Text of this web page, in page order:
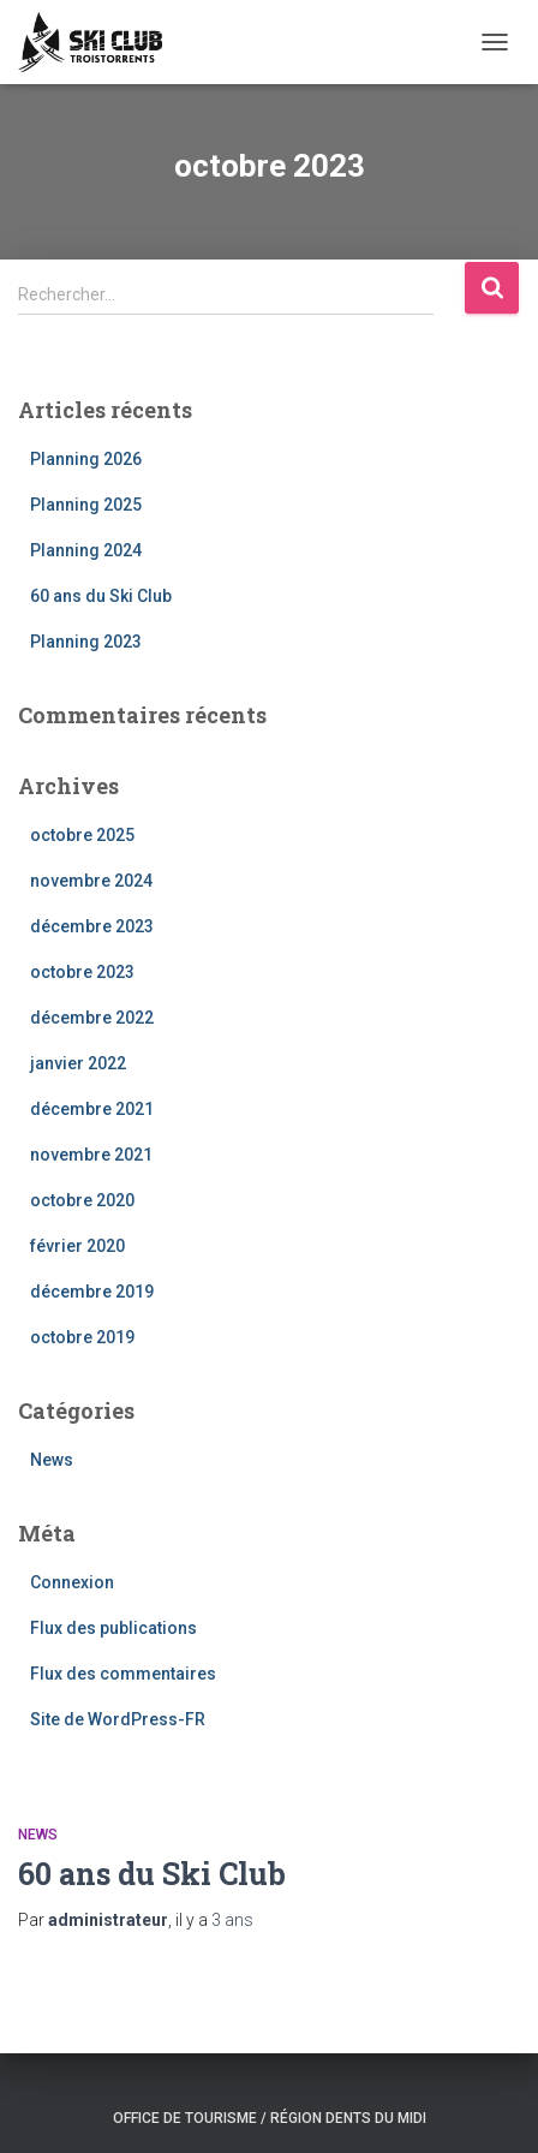
octobre 2023
Rechercher…
Articles récents
Planning 2026
Planning 2025
Planning 2024
60 ans du Ski Club
Planning 2023
Commentaires récents
Archives
octobre 2025
novembre 2024
décembre 2023
octobre 2023
décembre 2022
janvier 2022
décembre 2021
novembre 2021
octobre 2020
février 2020
décembre 2019
octobre 2019
Catégories
News
Méta
Connexion
Flux des publications
Flux des commentaires
Site de WordPress-FR
NEWS
60 ans du Ski Club
Paradministrateur , il y a 3 ans
OFFICE DE TOURISME / RÉGION DENTS DU MIDI